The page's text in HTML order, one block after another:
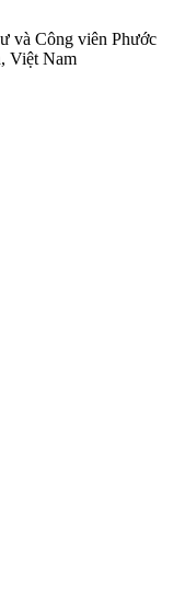
và Công viên Phước
Việt Nam